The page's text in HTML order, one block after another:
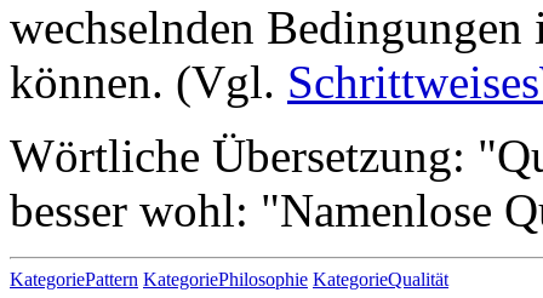
wechselnden Bedingungen
können. (Vgl.
Wörtliche Übersetzung:
besser wohl: "Namenlose
KategoriePattern KategoriePhilosophie KategorieQualität